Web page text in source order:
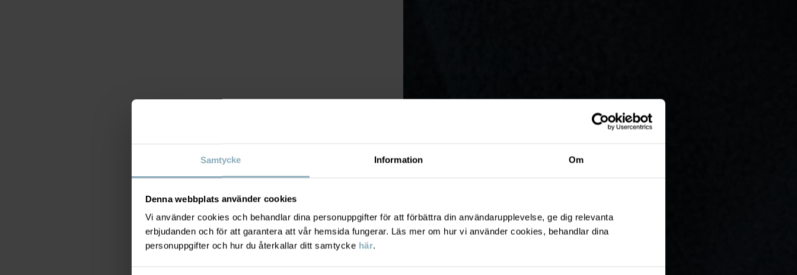
Samtycke Information Om
Denna webbplats använder cookies
Vi använder cookies och behandlar dina personuppgifter för att förbättra din användarupplevelse, ge dig relevanta
erbjudanden och för att garantera att vår hemsida fungerar. Läs mer om hur vi använder cookies, behandlar dina
personuppgifter och hur du återkallar ditt samtycke här.